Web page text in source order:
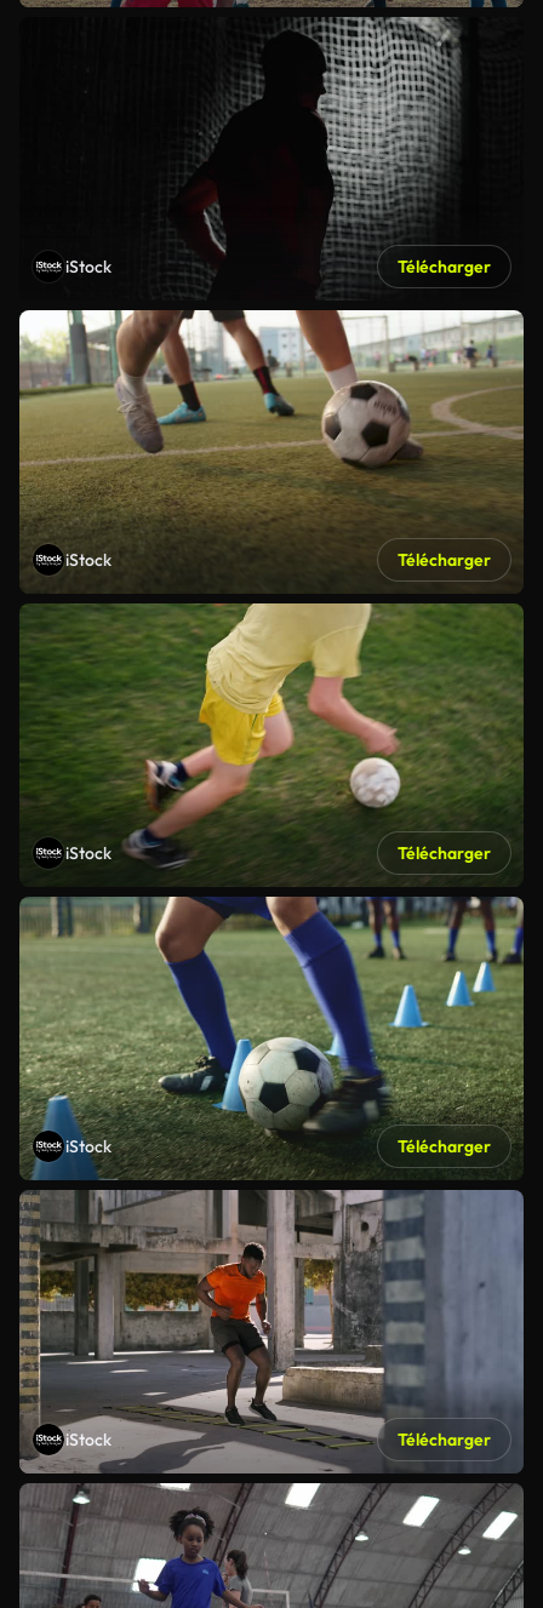
iStock Télécharger
iStock Télécharger
iStock Télécharger
iStock Télécharger
iStock Télécharger